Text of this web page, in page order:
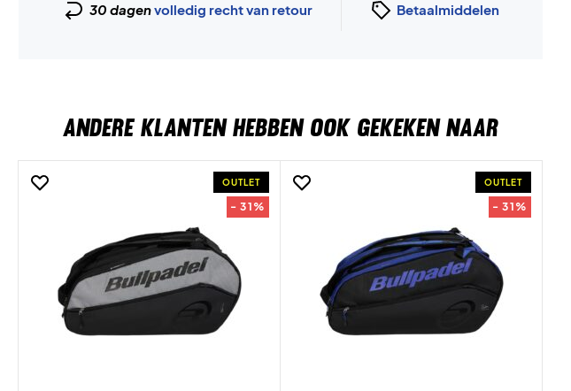
30 dagenvolledig recht van retour Betaalmiddelen
ANDERE KLANTEN HEBBEN OOK GEKEKEN NAAR
OUTLET
- 31%
OUTLET
- 31%